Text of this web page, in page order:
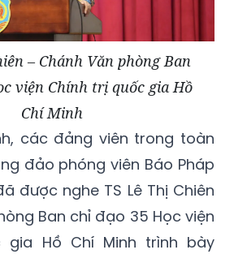
– Chánh Văn phòng Ban
viện Chính trị quốc gia Hồ
Chí Minh
các đảng viên trong toàn
đảo phóng viên Báo Pháp
được nghe TS Lê Thị Chiên
Ban chỉ đạo 35 Học viện
gia Hồ Chí Minh trình bày